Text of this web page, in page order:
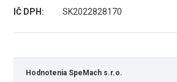
IČ DPH:
SK2022828170
Hodnotenia SpeMach s.r.o.